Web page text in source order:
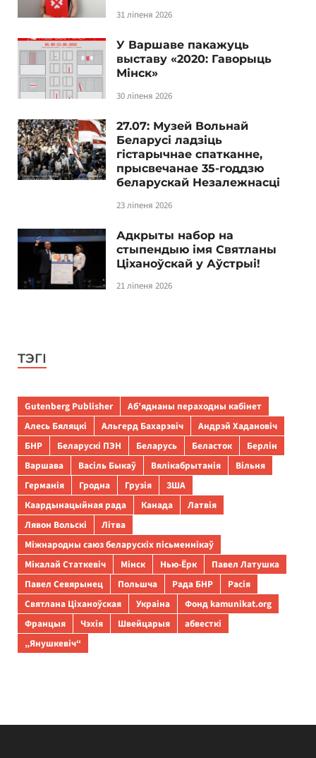
31 ліпеня 2026
У Варшаве пакажуць
выставу «2020: Гаворыць
Мінск»
30 ліпеня 2026
27.07: Музей Вольнай
Беларусі ладзіць
гістарычнае спатканне,
прысвечанае 35-годдзю
беларускай Незалежнасці
23 ліпеня 2026
Адкрыты набор на
стыпендыю імя Святланы
Ціханоўскай у Аўстрыі!
21 ліпеня 2026
ТЭГІ
Gutenberg Publisher
Аб’яднаны пераходны кабінет
Алесь Бяляцкі
Альгерд Бахарэвіч
Андрэй Хадановіч
БНР
Беларускі ПЭН Беларусь Беласток
Берлін
Варшава
Васіль Быкаў Вялікабрытанія
Вільня
Германія
Гродна Грузія
ЗША
Каардынацыйная рада
Канада
Латвія
Лявон Вольскі
Літва
Міжнародны саюз беларускіх пісьменнікаў
Мікалай Статкевіч
Мінск Нью-Ёрк
Павел Латушка
Павел Севярынец
Польшча Рада БНР
Расія
Святлана Ціханоўская
Украіна
Фонд kamunikat.org
Францыя
Чэхія Швейцарыя
абвесткі
„Янушкевіч“